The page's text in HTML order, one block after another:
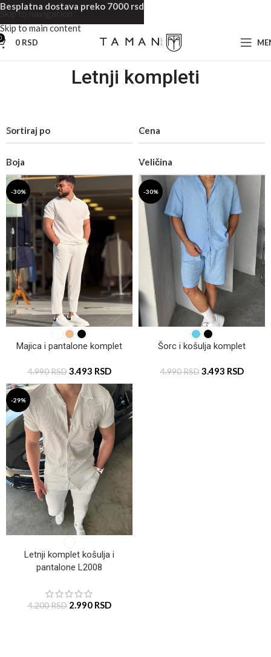
Skip to navigation
Skip to main content
0 RSD
Letnji kompleti
Sortiraj po Cena
Boja Veličina
-30%
Majica i pantalone komplet
4.990RSD 3.493 RSD
-30%
Šorc i košulja komplet
4.990RSD 3.493 RSD
-29%
Letnji komplet košulja i
pantalone L2008
4.200RSD 2.990 RSD
Besplatna dostava preko 7000 rsd